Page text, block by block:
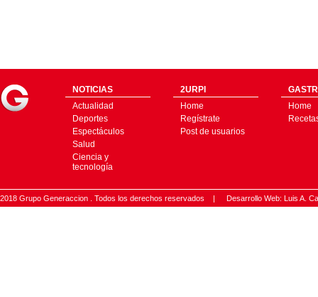
NOTICIAS
Actualidad
Deportes
Espectáculos
Salud
Ciencia y
tecnología
2URPI
Home
Regístrate
Post de usuarios
Home
2018 Grupo Generaccion . Todos los derechos reservados | Desarrollo Web: Luis